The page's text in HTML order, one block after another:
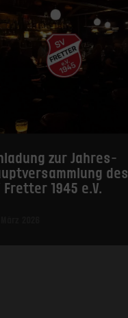
zur Jahres­
des
Fretter 1945 e.V.